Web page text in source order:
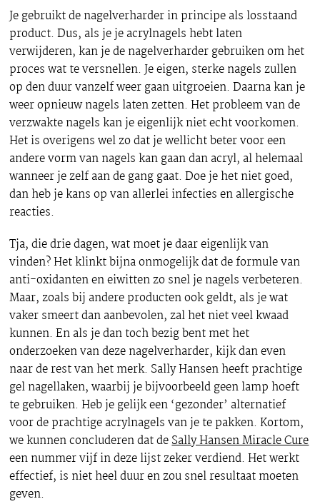
Je gebruikt de nagelverharder in principe als losstaand
product. Dus, als je je acrylnagels hebt laten
verwijderen, kan je de nagelverharder gebruiken om het
proces wat te versnellen. Je eigen, sterke nagels zullen
op den duur vanzelf weer gaan uitgroeien. Daarna kan je
weer opnieuw nagels laten zetten. Het probleem van de
verzwakte nagels kan je eigenlijk niet echt voorkomen.
Het is overigens wel zo dat je wellicht beter voor een
andere vorm van nagels kan gaan dan acryl, al helemaal
wanneer je zelf aan de gang gaat. Doe je het niet goed,
dan heb je kans op van allerlei infecties en allergische
reacties.
Tja, die drie dagen, wat moet je daar eigenlijk van
vinden? Het klinkt bijna onmogelijk dat de formule van
anti-oxidanten en eiwitten zo snel je nagels verbeteren.
Maar, zoals bij andere producten ook geldt, als je wat
vaker smeert dan aanbevolen, zal het niet veel kwaad
kunnen. En als je dan toch bezig bent met het
onderzoeken van deze nagelverharder, kijk dan even
naar de rest van het merk. Sally Hansen heeft prachtige
gel nagellaken, waarbij je bijvoorbeeld geen lamp hoeft
te gebruiken. Heb je gelijk een ‘gezonder’ alternatief
voor de prachtige acrylnagels van je te pakken. Kortom,
we kunnen concluderen dat deSally Hansen Miracle Cure
een nummer vijf in deze lijst zeker verdiend. Het werkt
effectief, is niet heel duur en zou snel resultaat moeten
geven.